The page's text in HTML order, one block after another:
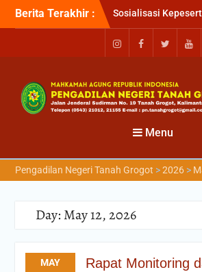
Berita Terakhir :
Sosialisasi
Program Jaminan
Kesehatan Nasional
bagi Pengadilan
Kesehatan Cabang
Balikapapan
Briefin Petugas
Senin, 3 Agustus
Kamis Tanggal 6
2026
Menu
Pengadilan Negeri Tanah Grogot >2026>
Day: May 12, 2026
MAY
Rapat Monitoring